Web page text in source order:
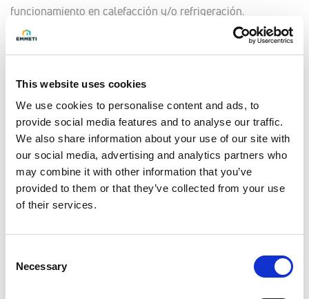
This website uses cookies
We use cookies to personalise content and ads, to
provide social media features and to analyse our traffic.
We also share information about your use of our site with
our social media, advertising and analytics partners who
may combine it with other information that you’ve
provided to them or that they’ve collected from your use
of their services.
Selection
Necessary
funcionamiento en calefacción y/o refrigeración.
Completo con boquilla para instalar aguas abajo del
circulador, conexión 1"1/2 F tope plano.
Para la unión de varios módulos acoplados, prever el uso
del par de racores cód. 01301240.
El cierre del terminal se puede realizar con el uso de nr. 2
tapones cód. 90004830.
- Colector abierto